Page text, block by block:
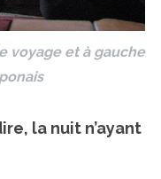
voyage et à gauche
la nuit n’ayant